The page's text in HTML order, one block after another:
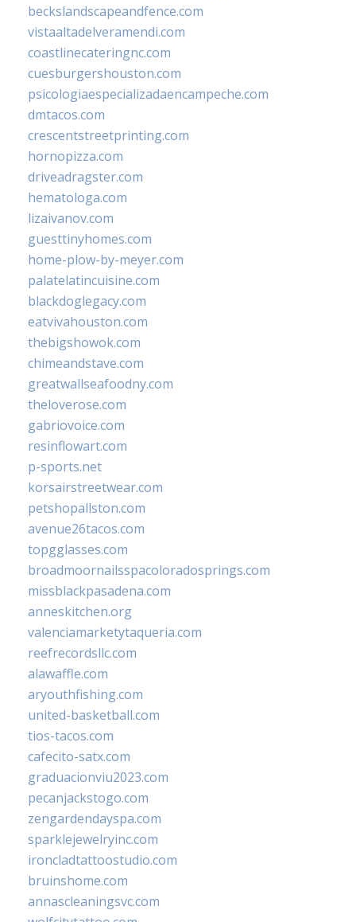
beckslandscapeandfence.com
vistaaltadelveramendi.com
coastlinecateringnc.com
cuesburgershouston.com
psicologiaespecializadaencampeche.com
dmtacos.com
crescentstreetprinting.com
hornopizza.com
driveadragster.com
hematologa.com
lizaivanov.com
guesttinyhomes.com
home-plow-by-meyer.com
palatelatincuisine.com
blackdoglegacy.com
eatvivahouston.com
thebigshowok.com
chimeandstave.com
greatwallseafoodny.com
theloverose.com
gabriovoice.com
resinflowart.com
p-sports.net
korsairstreetwear.com
petshopallston.com
avenue26tacos.com
topgglasses.com
broadmoornailsspacoloradosprings.com
missblackpasadena.com
anneskitchen.org
valenciamarketytaqueria.com
reefrecordsllc.com
alawaffle.com
aryouthfishing.com
united-basketball.com
tios-tacos.com
cafecito-satx.com
graduacionviu2023.com
pecanjackstogo.com
zengardendayspa.com
sparklejewelryinc.com
ironcladtattoostudio.com
bruinshome.com
annascleaningsvc.com